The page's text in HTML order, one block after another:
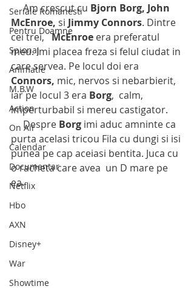
Seriale Romanesti
Pentru Doamne
Spionaj
Animatie
M.B.W
Action
On Air
Calendar
Documentar
Netflix
Hbo
AXN
Disney+
War
Showtime
     Am crescut cu
Bjorn Borg, John
McEnroe, si Jimmy Connors. Dintre
cei trei, McEnroe era preferatul
meu. Imi placea freza si felul ciudat in
care servea. Pe locul doi era
Connors, mic, nervos si nebarbierit,
iar pe locul 3 era Borg,  calm,
imperturbabil si mereu castigator.
     Despre
Borg imi aduc amninte ca
purta acelasi tricou Fila cu dungi si isi
punea pe cap aceiasi bentita. Juca cu
o racheta care avea  un D mare pe
ea.